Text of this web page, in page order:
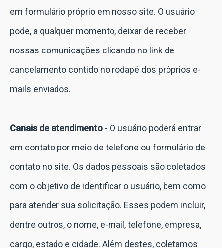
em formulário próprio em nosso site. O usuário
pode, a qualquer momento, deixar de receber
nossas comunicações clicando no link de
cancelamento contido no rodapé dos próprios e-
mails enviados.
Canais de atendimento - O usuário poderá entrar
em contato por meio de telefone ou formulário de
contato no site. Os dados pessoais são coletados
com o objetivo de identificar o usuário, bem como
para atender sua solicitação. Esses podem incluir,
dentre outros, o nome, e-mail, telefone, empresa,
cargo, estado e cidade. Além destes, coletamos